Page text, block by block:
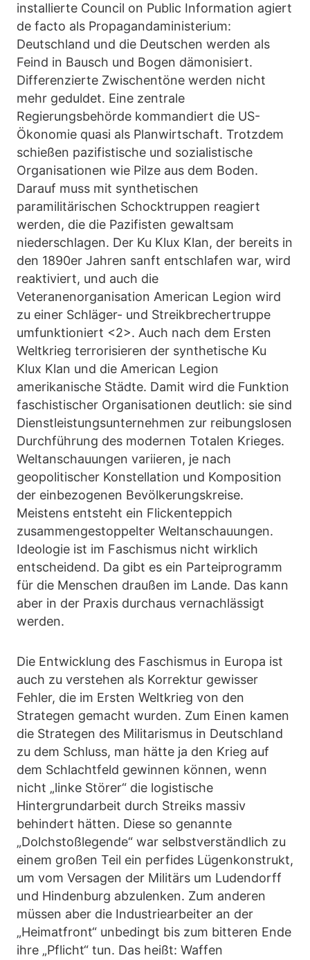
installierte Council on Public Information agiert
de facto als Propagandaministerium:
Deutschland und die Deutschen werden als
Feind in Bausch und Bogen dämonisiert.
Differenzierte Zwischentöne werden nicht
mehr geduldet. Eine zentrale
Regierungsbehörde kommandiert die US-
Ökonomie quasi als Planwirtschaft. Trotzdem
schießen pazifistische und sozialistische
Organisationen wie Pilze aus dem Boden.
Darauf muss mit synthetischen
paramilitärischen Schocktruppen reagiert
werden, die die Pazifisten gewaltsam
niederschlagen. Der Ku Klux Klan, der bereits in
den 1890er Jahren sanft entschlafen war, wird
reaktiviert, und auch die
Veteranenorganisation American Legion wird
zu einer Schläger- und Streikbrechertruppe
umfunktioniert <2>. Auch nach dem Ersten
Weltkrieg terrorisieren der synthetische Ku
Klux Klan und die American Legion
amerikanische Städte. Damit wird die Funktion
faschistischer Organisationen deutlich: sie sind
Dienstleistungsunternehmen zur reibungslosen
Durchführung des modernen Totalen Krieges.
Weltanschauungen variieren, je nach
geopolitischer Konstellation und Komposition
der einbezogenen Bevölkerungskreise.
Meistens entsteht ein Flickenteppich
zusammengestoppelter Weltanschauungen.
Ideologie ist im Faschismus nicht wirklich
entscheidend. Da gibt es ein Parteiprogramm
für die Menschen draußen im Lande. Das kann
aber in der Praxis durchaus vernachlässigt
werden.
Die Entwicklung des Faschismus in Europa ist
auch zu verstehen als Korrektur gewisser
Fehler, die im Ersten Weltkrieg von den
Strategen gemacht wurden. Zum Einen kamen
die Strategen des Militarismus in Deutschland
zu dem Schluss, man hätte ja den Krieg auf
dem Schlachtfeld gewinnen können, wenn
nicht „linke Störer“ die logistische
Hintergrundarbeit durch Streiks massiv
behindert hätten. Diese so genannte
„Dolchstoßlegende“ war selbstverständlich zu
einem großen Teil ein perfides Lügenkonstrukt,
um vom Versagen der Militärs um Ludendorff
und Hindenburg abzulenken. Zum anderen
müssen aber die Industriearbeiter an der
„Heimatfront“ unbedingt bis zum bitteren Ende
ihre „Pflicht“ tun. Das heißt: Waffen